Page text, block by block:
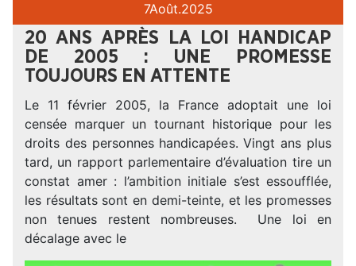
7Août.2025
20 ANS APRÈS LA LOI HANDICAP
DE 2005 : UNE PROMESSE
TOUJOURS EN ATTENTE
Le 11 février 2005, la France adoptait une loi
censée marquer un tournant historique pour les
droits des personnes handicapées. Vingt ans plus
tard, un rapport parlementaire d’évaluation tire un
constat amer : l’ambition initiale s’est essoufflée,
les résultats sont en demi-teinte, et les promesses
non tenues restent nombreuses. Une loi en
décalage avec le